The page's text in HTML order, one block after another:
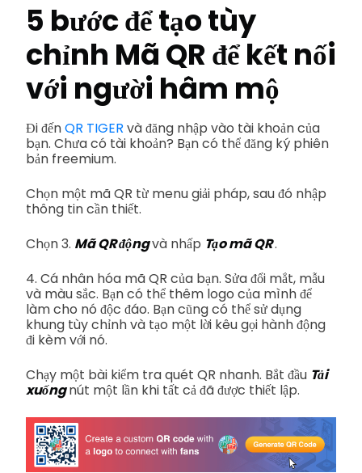
5 bước để tạo tùy
chỉnh Mã QR để kết nối
với người hâm mộ
Đi đếnQR TIGER và đăng nhập vào tài khoản của
bạn. Chưa có tài khoản? Bạn có thể đăng ký phiên
bản freemium.
Chọn một mã QR từ menu giải pháp, sau đó nhập
thông tin cần thiết.
Chọn 3. Mã QR độngvà nhấp Tạo mã QR.
4. Cá nhân hóa mã QR của bạn. Sửa đổi mắt, mẫu
và màu sắc. Bạn có thể thêm logo của mình để
làm cho nó độc đáo. Bạn cũng có thể sử dụng
khung tùy chỉnh và tạo một lời kêu gọi hành động
đi kèm với nó.
Chạy một bài kiểm tra quét QR nhanh. Bắt đầu Tải
xuốngnút một lần khi tất cả đã được thiết lập.